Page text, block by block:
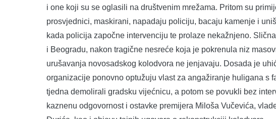
i one koji su se oglasili na društvenim mrežama. Pritom su
prosvjednici, maskirani, napadaju policiju, bacaju kamenje i
kada policija započne intervenciju te prolaze nekažnjeno.
i Beogradu, nakon tragične nesreće koja je pokrenula niz
urušavanja novosadskog kolodvora ne jenjavaju. Dosada je
organizacije ponovno optužuju vlast za angažiranje huligana s
tjedna demolirali gradsku vijećnicu, a potom se povukli bez
kaznenu odgovornost i ostavke premijera Miloša Vučevića,